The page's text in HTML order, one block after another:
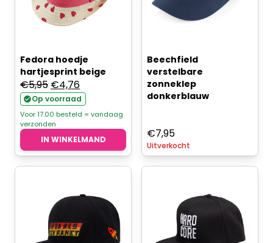
Fedora hoedje
hartjesprint beige
€5,95 Oorspronkelijke
prijs
was:
€5,95.
€4,76Huidige
prijs
is:
€4,76.
Op voorraad
Voor 17.00 besteld = vandaag
verzonden
IN WINKELMAND
Beechfield
verstelbare
zonneklep
donkerblauw
€7,95
Uitverkocht